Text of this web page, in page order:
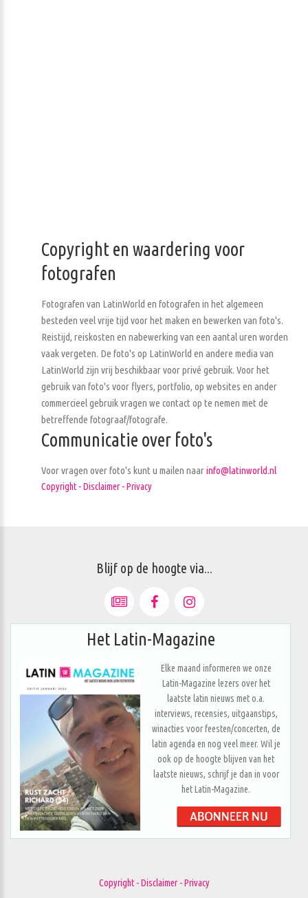
Copyright en waardering voor
fotografen
Fotografen van LatinWorld en fotografen in het algemeen
besteden veel vrije tijd voor het maken en bewerken van foto's.
Reistijd, reiskosten en nabewerking van een aantal uren worden
vaak vergeten. De foto's op LatinWorld en andere media van
LatinWorld zijn vrij beschikbaar voor privé gebruik. Voor het
gebruik van foto's voor flyers, portfolio, op websites en ander
commercieel gebruik vragen we contact op te nemen met de
betreffende fotograaf/fotografe.
Communicatie over foto's
Voor vragen over foto's kunt u mailen naarinfo@latinworld.nl
Copyright - Disclaimer - Privacy
Blijf op de hoogte via...
Het Latin-Magazine
Elke maand informeren we onze
Latin-Magazine lezers over het
laatste latin nieuws met o.a.
interviews, recensies, uitgaanstips,
winacties voor feesten/concerten, de
latin agenda en nog veel meer. Wil je
ook op de hoogte blijven van het
laatste nieuws, schrijf je dan in voor
het Latin-Magazine.
Copyright - Disclaimer - Privacy